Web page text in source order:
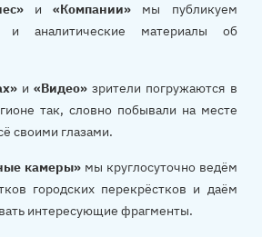
и«Компании» мы публикуем
и аналитические материалы об
и«Видео» зрители погружаются в
так, словно побывали на месте
своими глазами.
камеры»мы круглосуточно ведём
городских перекрёстков и даём
интересующие фрагменты.